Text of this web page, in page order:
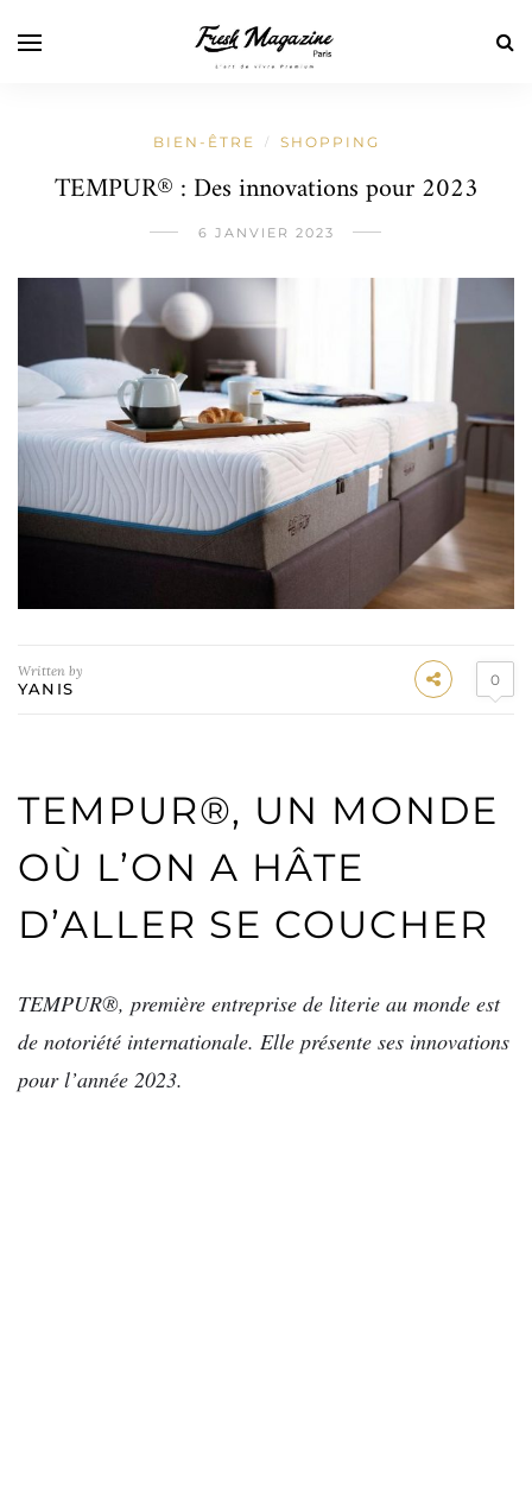
BIEN-ÊTRE / SHOPPING
TEMPUR® : Des innovations pour 2023
6 JANVIER 2023
Written by
YANIS 0
TEMPUR®, UN MONDE
OÙ L’ON A HÂTE
D’ALLER SE COUCHER
TEMPUR®, première entreprise de literie au monde est
de notoriété internationale. Elle présente ses innovations
pour l’année 2023.